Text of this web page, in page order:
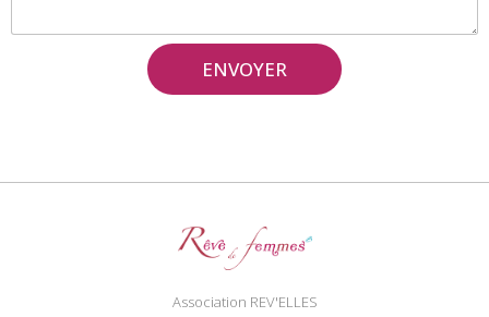
ENVOYER
Association REV'ELLES